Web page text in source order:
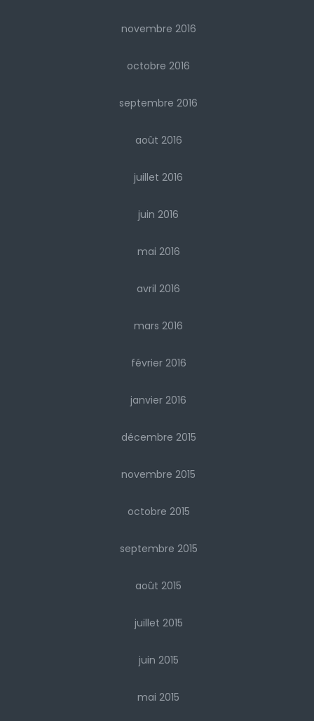
novembre 2016
octobre 2016
septembre 2016
août 2016
juillet 2016
juin 2016
mai 2016
avril 2016
mars 2016
février 2016
janvier 2016
décembre 2015
novembre 2015
octobre 2015
septembre 2015
août 2015
juillet 2015
juin 2015
mai 2015